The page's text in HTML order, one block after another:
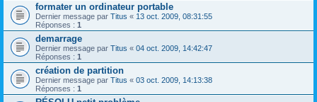
formater un ordinateur portable
Dernier message par Titus « 13 oct. 2009, 08:31:55
Réponses : 1
demarrage
Dernier message par Titus « 04 oct. 2009, 14:42:47
Réponses : 1
création de partition
Dernier message par Titus « 03 oct. 2009, 14:13:38
Réponses : 1